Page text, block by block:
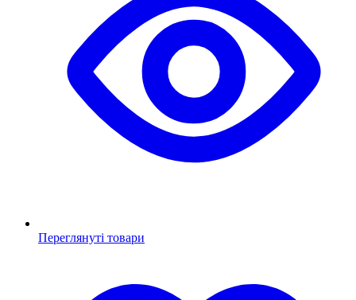
Переглянуті товари